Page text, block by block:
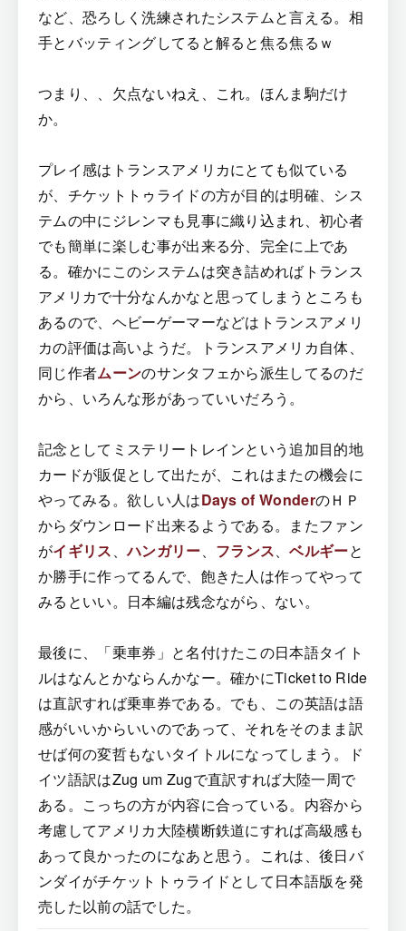
など、恐ろしく洗練されたシステムと言える。相
手とバッティングしてると解ると焦る焦るｗ
つまり、、欠点ないねえ、これ。ほんま駒だけ
か。
プレイ感はトランスアメリカにとても似ている
が、チケットトゥライドの方が目的は明確、シス
テムの中にジレンマも見事に織り込まれ、初心者
でも簡単に楽しむ事が出来る分、完全に上であ
る。確かにこのシステムは突き詰めればトランス
アメリカで十分なんかなと思ってしまうところも
あるので、ヘビーゲーマーなどはトランスアメリ
カの評価は高いようだ。トランスアメリカ自体、
同じ作者ムーンのサンタフェから派生してるのだ
から、いろんな形があっていいだろう。
記念としてミステリートレインという追加目的地
カードが販促として出たが、これはまたの機会に
やってみる。欲しい人はDays of WonderのＨＰ
からダウンロード出来るようである。またファン
がイギリス、ハンガリー、 フランス、ベルギーと
か勝手に作ってるんで、飽きた人は作ってやって
みるといい。日本編は残念ながら、ない。
最後に、「乗車券」と名付けたこの日本語タイト
ルはなんとかならんかなー。確かにTicket to Ride
は直訳すれば乗車券である。でも、この英語は語
感がいいからいいのであって、それをそのまま訳
せば何の変哲もないタイトルになってしまう。ド
イツ語訳はZug um Zugで直訳すれば大陸一周で
ある。こっちの方が内容に合っている。内容から
考慮してアメリカ大陸横断鉄道にすれば高級感も
あって良かったのになあと思う。これは、後日バ
ンダイがチケットトゥライドとして日本語版を発
売した以前の話でした。